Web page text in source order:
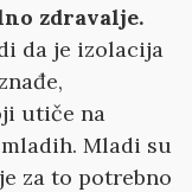
zdravalje.
da je izolacija
utiče na
Mladi su
za to potrebno